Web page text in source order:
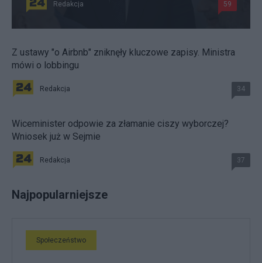
Redakcja 59
Z ustawy "o Airbnb" zniknęły kluczowe zapisy. Ministra
mówi o lobbingu
Redakcja 34
Wiceminister odpowie za złamanie ciszy wyborczej?
Wniosek już w Sejmie
Redakcja 37
Najpopularniejsze
Społeczeństwo